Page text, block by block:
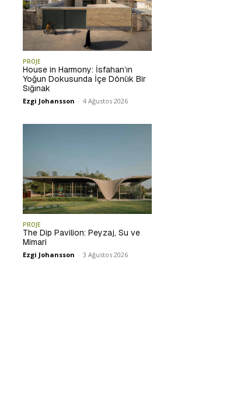
PROJE
House in Harmony: İsfahan’ın
Yoğun Dokusunda İçe Dönük Bir
Sığınak
Ezgi Johansson - 4 Ağustos 2026
PROJE
The Dip Pavilion: Peyzaj, Su ve
Mimari
Ezgi Johansson - 3 Ağustos 2026